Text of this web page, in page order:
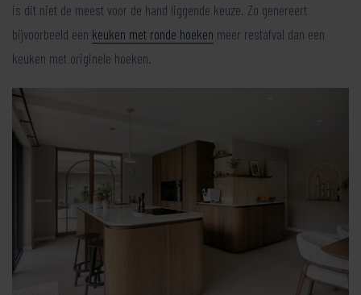
is dit niet de meest voor de hand liggende keuze. Zo genereert
bijvoorbeeld een keuken met ronde hoeken meer restafval dan een
keuken met originele hoeken.